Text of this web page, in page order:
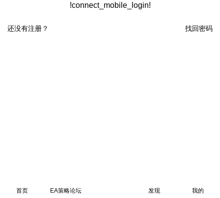
!connect_mobile_login!
找回密码
还没有注册？
首页 EA策略论坛 发现 我的